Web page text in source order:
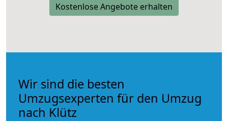
Kostenlose Angebote erhalten
Wir sind die besten
Umzugsexperten für den Umzug
nach Klütz